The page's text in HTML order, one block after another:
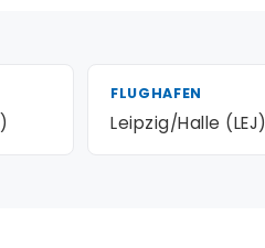
FLUGHAFEN
Leipzig/Halle (LEJ)